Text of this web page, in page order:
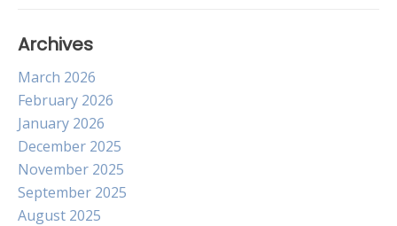
Archives
March 2026
February 2026
January 2026
December 2025
November 2025
September 2025
August 2025